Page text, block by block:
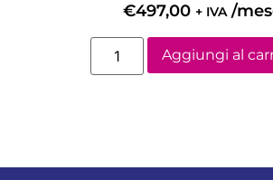
€497,00 + IVA /
Aggiungi al